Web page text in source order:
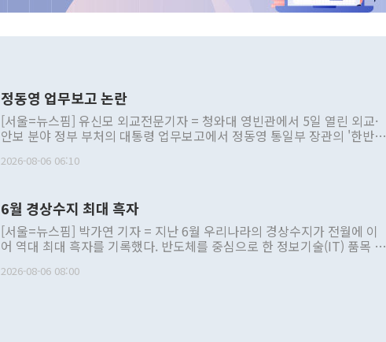
정동영 업무보고 논란
[서울=뉴스핌] 유신모 외교전문기자 = 청와대 영빈관에서 5일 열린 외교·
안보 분야 정부 부처의 대통령 업무보고에서 정동영 통일부 장관의 '한반도
발언 중에는 정부 내 조율을 거치지 않은 사안을 정책으로 추진하겠다고 공
주의적 희망에 근거한 비현실적 구상'이라는 비판을 내놨다. 그동안 정 장
관의 대북 정책 관련 발언이 물의를 빚은 적은 여러 번 있지만 대통령과 유
관 부처 장관이 공개적으로 부정적 입장을 표명한 것은 이례적이다. 정 장
관의 무리한 대북 접근법과 월권을 제어해야 한다는 목소리도 높아지고 있
다. [정동영 통일부 장관이 지난달 23일 오후 서울 종로구 정부서울청사에
2026-08-06 06:10
6월 경상수지 최대 흑자
[서울=뉴스핌] 박가연 기자 = 지난 6월 우리나라의 경상수지가 전월에 이
어 역대 최대 흑자를 기록했다. 반도체를 중심으로 한 정보기술(IT) 품목 수
료=한국은행] 한국은행이 6일 발표한 '2026년 6월 국제수지(잠정)'에 따르
2026-08-06 08:00